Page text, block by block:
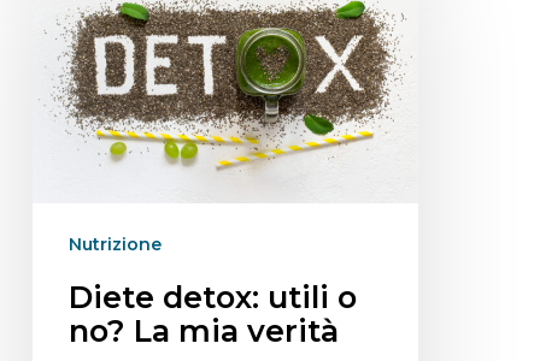
Nutrizione
Diete detox: utili o
no? La mia verità